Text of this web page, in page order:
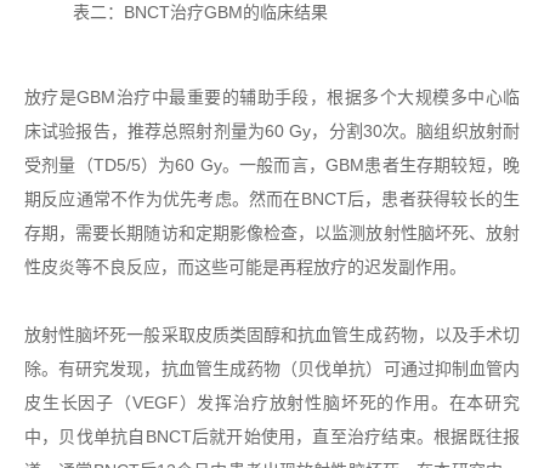
表二：BNCT治疗GBM的临床结果
放疗是GBM治疗中最重要的辅助手段，根据多个大规模多中心临
床试验报告，推荐总照射剂量为60 Gy，分割30次。脑组织放射耐
受剂量（TD5/5）为60 Gy。一般而言，GBM患者生存期较短，晚
期反应通常不作为优先考虑。然而在BNCT后，患者获得较长的生
存期，需要长期随访和定期影像检查，以监测放射性脑坏死、放射
性皮炎等不良反应，而这些可能是再程放疗的迟发副作用。
放射性脑坏死一般采取皮质类固醇和抗血管生成药物，以及手术切
除。有研究发现，抗血管生成药物（贝伐单抗）可通过抑制血管内
皮生长因子（VEGF）发挥治疗放射性脑坏死的作用。在本研究
中，贝伐单抗自BNCT后就开始使用，直至治疗结束。根据既往报